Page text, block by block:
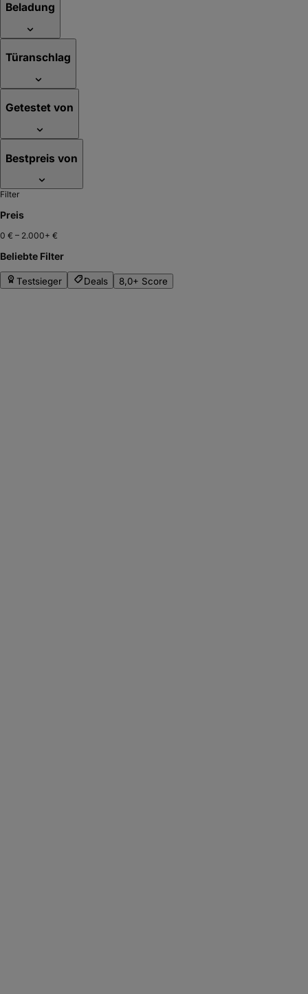
Beladung
Türanschlag
Getestet von
Bestpreis von
Filter
Preis
0 € – 2.000+ €
Beliebte Filter
Testsieger Deals 8,0+ Score